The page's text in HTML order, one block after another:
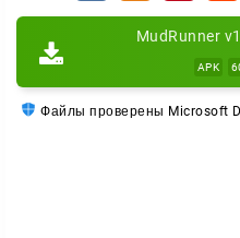
MudRunner
APK
Файлы проверены Microsoft